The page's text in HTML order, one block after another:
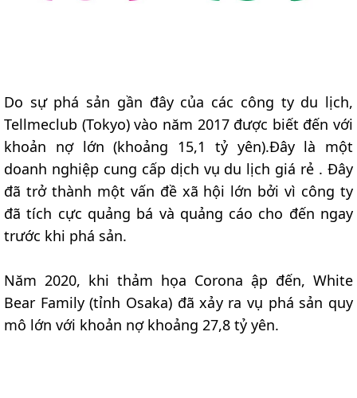
Do sự phá sản gần đây của các công ty du lịch,
Tellmeclub (Tokyo) vào năm 2017 được biết đến với
khoản nợ lớn (khoảng 15,1 tỷ yên).Đây là một
doanh nghiệp cung cấp dịch vụ du lịch giá rẻ . Đây
đã trở thành một vấn đề xã hội lớn bởi vì công ty
đã tích cực quảng bá và quảng cáo cho đến ngay
trước khi phá sản.
Năm 2020, khi thảm họa Corona ập đến, White
Bear Family (tỉnh Osaka) đã xảy ra vụ phá sản quy
mô lớn với khoản nợ khoảng 27,8 tỷ yên.